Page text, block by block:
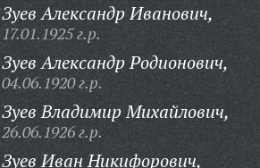
Зуев Александр Иванович,
17.01.1925 г.р.
Зуев Александр Родионович,
04.06.1920 г.р.
Зуев Владимир Михайлович,
26.06.1926 г.р.
Зуев Иван Никифорович,